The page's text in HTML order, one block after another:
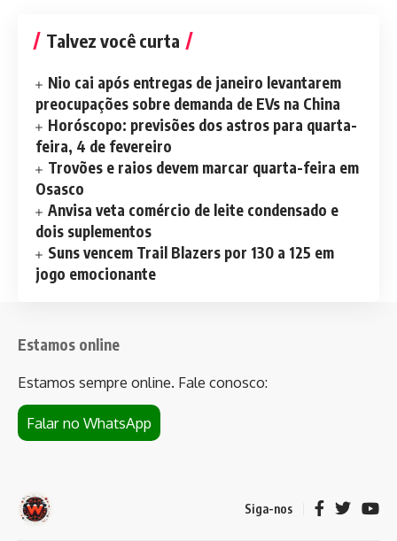
Talvez você curta
Nio cai após entregas de janeiro levantarem
preocupações sobre demanda de EVs na China
Horóscopo: previsões dos astros para quarta-
feira, 4 de fevereiro
Trovões e raios devem marcar quarta-feira em
Osasco
Anvisa veta comércio de leite condensado e
dois suplementos
Suns vencem Trail Blazers por 130 a 125 em
jogo emocionante
Estamos online
Estamos sempre online. Fale conosco:
Falar no WhatsApp
Siga-nos